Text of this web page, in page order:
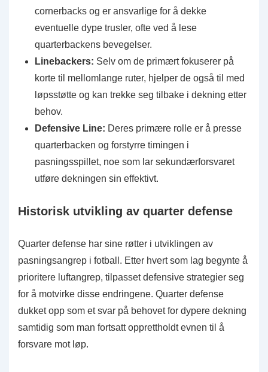
cornerbacks og er ansvarlige for å dekke
eventuelle dype trusler, ofte ved å lese
quarterbackens bevegelser.
Linebackers: Selv om de primært fokuserer på
korte til mellomlange ruter, hjelper de også til med
løpsstøtte og kan trekke seg tilbake i dekning etter
behov.
Defensive Line: Deres primære rolle er å presse
quarterbacken og forstyrre timingen i
pasningsspillet, noe som lar sekundærforsvaret
utføre dekningen sin effektivt.
Historisk utvikling av quarter defense
Quarter defense har sine røtter i utviklingen av
pasningsangrep i fotball. Etter hvert som lag begynte å
prioritere luftangrep, tilpasset defensive strategier seg
for å motvirke disse endringene. Quarter defense
dukket opp som et svar på behovet for dypere dekning
samtidig som man fortsatt opprettholdt evnen til å
forsvare mot løp.